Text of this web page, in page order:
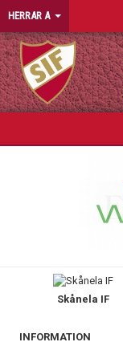
HERRAR A
PERSONLIGA PARTNERS
Skånela IF
INFORMATION